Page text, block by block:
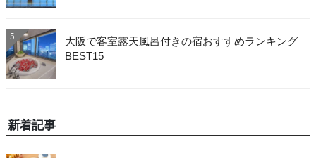
5
大阪で客室露天風呂付きの宿おすすめランキング
BEST15
新着記事